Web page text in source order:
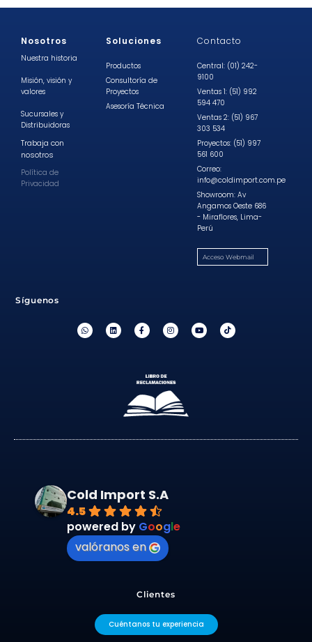
Nosotros
Nuestra historia
Misión, visión y
valores
Sucursales y
Distribuidoras
Trabaja con
nosotros
Política de
Privacidad
Soluciones
Productos
Consultoría de
Proyectos
Asesoría Técnica
Contacto
Central: (01) 242-
9100
Ventas 1: (51) 992
594 470
Ventas 2: (51) 967
303 534
Proyectos: (51) 997
561 600
Correo:
info@coldimport.com.pe
Showroom: Av
Angamos Oeste 686
- Miraflores, Lima-
Perú
Acceso Webmail
Síguenos
Cold Import S.A
4.5
powered by Google
valóranos en
Clientes
Cuéntanos tu experiencia